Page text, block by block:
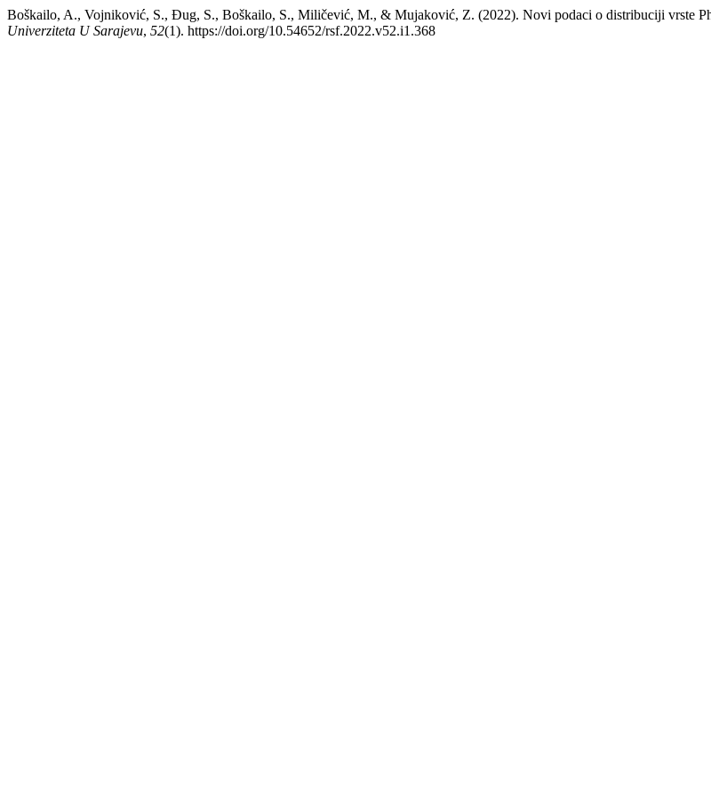
Boškailo, A., Vojniković, S., Đug, S., Boškailo, S., Miličević, M., & Mujaković, Z. (2022). Novi podaci o distribuciji vrste
Univerziteta U Sarajevu, 52(1). https://doi.org/10.54652/rsf.2022.v52.i1.368